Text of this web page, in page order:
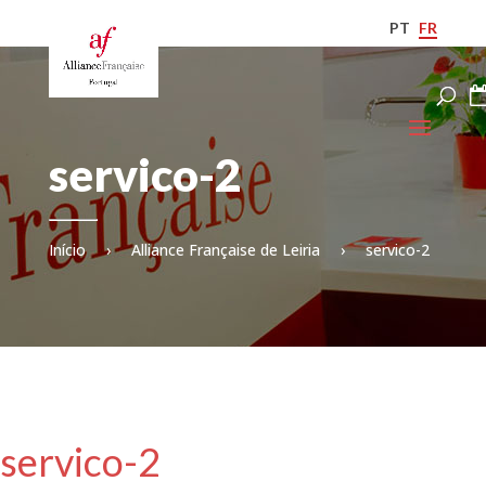
PT FR
servico-2
Início › Alliance Française de Leiria › servico-2
servico-2